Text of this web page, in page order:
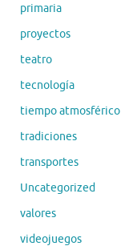
primaria
proyectos
teatro
tecnología
tiempo atmosférico
tradiciones
transportes
Uncategorized
valores
videojuegos